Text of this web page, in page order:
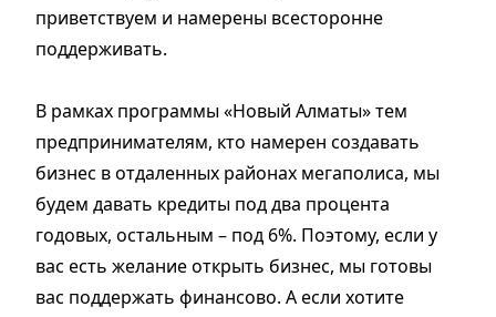
приветствуем и намерены всесторонне
поддерживать.
В рамках программы «Новый Алматы» тем
предпринимателям, кто намерен создавать
бизнес в отдаленных районах мегаполиса, мы
будем давать кредиты под два процента
годовых, остальным – под 6%. Поэтому, если у
вас есть желание открыть бизнес, мы готовы
вас поддержать финансово. А если хотите